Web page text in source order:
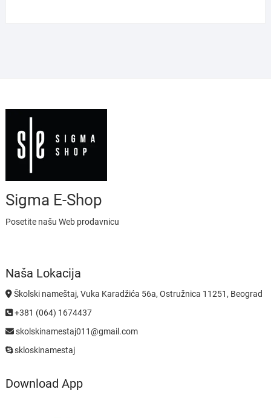
Sigma E-Shop
Posetite našu Web prodavnicu
Naša Lokacija
Školski nameštaj, Vuka Karadžića 56a, Ostružnica 11251, Beograd
+381 (064) 1674437
skolskinamestaj011@gmail.com
skloskinamestaj
Download App